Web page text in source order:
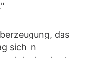
das
sich in